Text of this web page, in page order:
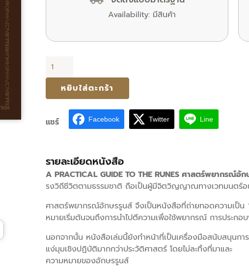
Availability: มีสินค้า
จำนวน
ศาสตร์
พยากรณ์
รูนส์
หยิบใส่ตะกร้า
แชร์ Facebook Twitter Line
รายละเอียดหนังสือ
A PRACTICAL GUIDE TO THE RUNES ศาสตร์พยากรณ์อั
รงวิถีชีวิตตามธรรมชาติ ถือเป็นผู้มีจิตวิญญาณทางเวทมนตร์อ
ศาสตร์พยากรณ์อักษรรูนส์ จึงเป็นหนังสือที่ถ่ายทอดความเป็น
หมายเริ่มต้นจนถึงการนําไปตีความเพื่อใช้พยากรณ์ การประกอ
นอกจากนั้น หนังสือเล่มนี้ยังทําหน้าที่เป็นเครื่องมือสนับสนุนกา
แง่มุมเชิงปฏิบัติมากกว่าประวัติศาสตร์ โดยไม่ละทิ้งที่มาและ
ความหมายของอักษรรูนส์